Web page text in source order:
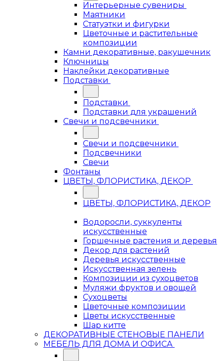
Интерьерные сувениры
Маятники
Статуэтки и фигурки
Цветочные и растительные
композиции
Камни декоративные, ракушечник
Ключницы
Наклейки декоративные
Подставки
Подставки
Подставки для украшений
Свечи и подсвечники
Свечи и подсвечники
Подсвечники
Свечи
Фонтаны
ЦВЕТЫ, ФЛОРИСТИКА, ДЕКОР
ЦВЕТЫ, ФЛОРИСТИКА, ДЕКОР
Водоросли, суккуленты
искусственные
Горшечные растения и деревья
Декор для растений
Деревья искусственные
Искусственная зелень
Композиции из сухоцветов
Муляжи фруктов и овощей
Сухоцветы
Цветочные композиции
Цветы искусственные
Шар китте
ДЕКОРАТИВНЫЕ СТЕНОВЫЕ ПАНЕЛИ
МЕБЕЛЬ ДЛЯ ДОМА И ОФИСА